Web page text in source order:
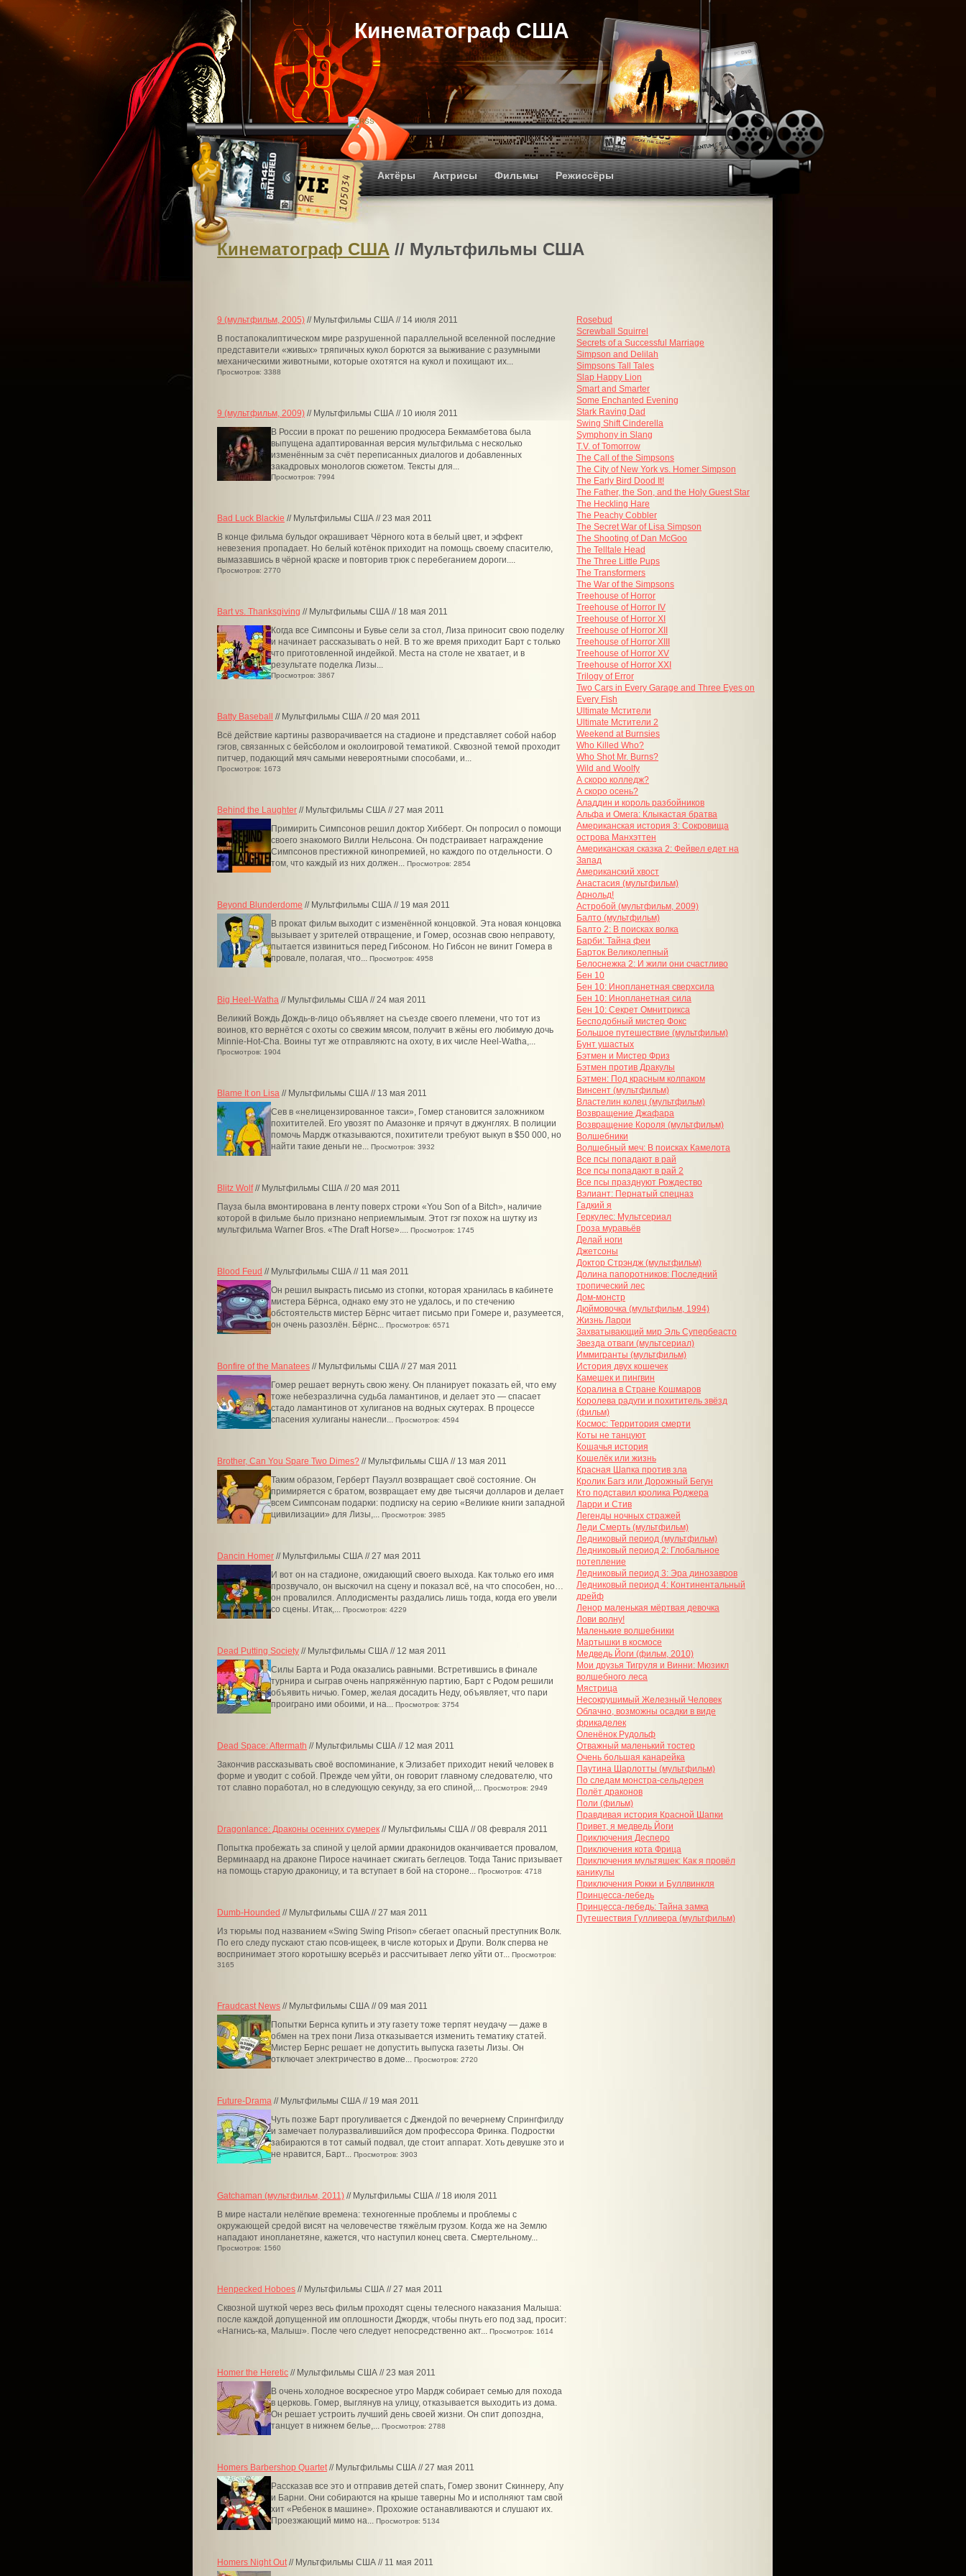
Кинематограф США
Актёры Актрисы Фильмы Режиссёры
Кинематограф США // Мультфильмы США
9 (мультфильм, 2005) // Мультфильмы США // 14 июля 2011
В постапокалиптическом мире разрушенной параллельной вселенной последние
представители «живых» тряпичных кукол борются за выживание с разумными
механическими животными, которые охотятся на кукол и похищают их...
Просмотров: 3388
9 (мультфильм, 2009) // Мультфильмы США // 10 июля 2011
В России в прокат по решению продюсера Бекмамбетова была
выпущена адаптированная версия мультфильма с несколько
изменённым за счёт переписанных диалогов и добавленных
закадровых монологов сюжетом. Тексты для...
Просмотров: 7994
Bad Luck Blackie // Мультфильмы США // 23 мая 2011
В конце фильма бульдог окрашивает Чёрного кота в белый цвет, и эффект
невезения пропадает. Но белый котёнок приходит на помощь своему спасителю,
вымазавшись в чёрной краске и повторив трюк с перебеганием дороги....
Просмотров: 2770
Bart vs. Thanksgiving // Мультфильмы США // 18 мая 2011
Когда все Симпсоны и Бувье сели за стол, Лиза приносит свою поделку
и начинает рассказывать о ней. В то же время приходит Барт с только
что приготовленной индейкой. Места на столе не хватает, и в
результате поделка Лизы...
Просмотров: 3867
Batty Baseball
// Мультфильмы США // 20 мая 2011
Всё действие картины разворачивается на стадионе и представляет собой набор
гэгов, связанных с бейсболом и околоигровой тематикой. Сквозной темой проходит
питчер, подающий мяч самыми невероятными способами, и...
Просмотров: 1673
Behind the Laughter // Мультфильмы США // 27 мая 2011
Примирить Симпсонов решил доктор Хибберт. Он попросил о помощи
своего знакомого Вилли Нельсона. Он подстраивает награждение
Симпсонов престижной кинопремией, но каждого по отдельности. О
том, что каждый из них должен... Просмотров: 2854
Beyond Blunderdome // Мультфильмы США // 19 мая 2011
В прокат фильм выходит с изменённой концовкой. Эта новая концовка
вызывает у зрителей отвращение, и Гомер, осознав свою неправоту,
пытается извиниться перед Гибсоном. Но Гибсон не винит Гомера в
провале, полагая, что... Просмотров: 4958
Big Heel-Watha // Мультфильмы США // 24 мая 2011
Великий Вождь Дождь-в-лицо объявляет на съезде своего племени, что тот из
воинов, кто вернётся с охоты со свежим мясом, получит в жёны его любимую дочь
Minnie-Hot-Cha. Воины тут же отправляютс на охоту, в их числе Heel-Watha,...
Просмотров: 1904
Blame It on Lisa // Мультфильмы США // 13 мая 2011
Сев в «нелицензированное такси», Гомер становится заложником
похитителей. Его увозят по Амазонке и прячут в джунглях. В полиции
помочь Мардж отказываются, похитители требуют выкуп в $50 000, но
найти такие деньги не... Просмотров: 3932
Blitz Wolf// Мультфильмы США // 20 мая 2011
Пауза была вмонтирована в ленту поверх строки «You Son of a Bitch», наличие
которой в фильме было признано неприемлымым. Этот гэг похож на шутку из
мультфильма Warner Bros. «The Draft Horse».... Просмотров: 1745
Blood Feud // Мультфильмы США // 11 мая 2011
Он решил выкрасть письмо из стопки, которая хранилась в кабинете
мистера Бёрнса, однако ему это не удалось, и по стечению
обстоятельств мистер Бёрнс читает письмо при Гомере и, разумеется,
он очень разозлён. Бёрнс... Просмотров: 6571
Bonfire of the Manatees // Мультфильмы США // 27 мая 2011
Гомер решает вернуть свою жену. Он планирует показать ей, что ему
тоже небезразлична судьба ламантинов, и делает это — спасает
стадо ламантинов от хулиганов на водных скутерах. В процессе
спасения хулиганы нанесли... Просмотров: 4594
Brother, Can You Spare Two Dimes? // Мультфильмы США // 13 мая 2011
Таким образом, Герберт Пауэлл возвращает своё состояние. Он
примиряется с братом, возвращает ему две тысячи долларов и делает
всем Симпсонам подарки: подписку на серию «Великие книги западной
цивилизации» для Лизы,... Просмотров: 3985
Dancin Homer // Мультфильмы США // 27 мая 2011
И вот он на стадионе, ожидающий своего выхода. Как только его имя
прозвучало, он выскочил на сцену и показал всё, на что способен, но…
он провалился. Аплодисменты раздались лишь тогда, когда его увели
со сцены. Итак,... Просмотров: 4229
Dead Putting Society // Мультфильмы США // 12 мая 2011
Силы Барта и Рода оказались равными. Встретившись в финале
турнира и сыграв очень напряжённую партию, Барт с Родом решили
объявить ничью. Гомер, желая досадить Неду, объявляет, что пари
проиграно ими обоими, и на... Просмотров: 3754
Dead Space: Aftermath // Мультфильмы США // 12 мая 2011
Закончив рассказывать своё воспоминание, к Элизабет приходит некий человек в
форме и уводит с собой. Прежде чем уйти, он говорит главному следователю, что
тот славно поработал, но в следующую секунду, за его спиной,... Просмотров: 2949
Dragonlance: Драконы осенних сумерек // Мультфильмы США // 08 февраля 2011
Попытка пробежать за спиной у целой армии драконидов оканчивается провалом,
Верминаард на драконе Пиросе начинает сжигать беглецов. Тогда Танис призывает
на помощь старую драконицу, и та вступает в бой на стороне... Просмотров: 4718
Dumb-Hounded // Мультфильмы США // 27 мая 2011
Из тюрьмы под названием «Swing Swing Prison» сбегает опасный преступник Волк.
По его следу пускают стаю псов-ищеек, в числе которых и Друпи. Волк сперва не
воспринимает этого коротышку всерьёз и рассчитывает легко уйти от... Просмотров:
3165
Fraudcast News // Мультфильмы США // 09 мая 2011
Попытки Бернса купить и эту газету тоже терпят неудачу — даже в
обмен на трех пони Лиза отказывается изменить тематику статей.
Мистер Бернс решает не допустить выпуска газеты Лизы. Он
отключает электричество в доме... Просмотров: 2720
Future-Drama // Мультфильмы США // 19 мая 2011
Чуть позже Барт прогуливается с Джендой по вечернему Спрингфилду
и замечает полуразвалившийся дом профессора Фринка. Подростки
забираются в тот самый подвал, где стоит аппарат. Хоть девушке это и
не нравится, Барт... Просмотров: 3903
Gatchaman (мультфильм, 2011) // Мультфильмы США // 18 июля 2011
В мире настали нелёгкие времена: техногенные проблемы и проблемы с
окружающей средой висят на человечестве тяжёлым грузом. Когда же на Землю
нападают инопланетяне, кажется, что наступил конец света. Смертельному...
Просмотров: 1560
Henpecked Hoboes // Мультфильмы США // 27 мая 2011
Сквозной шуткой через весь фильм проходят сцены телесного наказания Малыша:
после каждой допущенной им оплошности Джордж, чтобы пнуть его под зад, просит:
«Нагнись-ка, Малыш». После чего следует непосредственно акт... Просмотров: 1614
Homer the Heretic // Мультфильмы США // 23 мая 2011
В очень холодное воскресное утро Мардж собирает семью для похода
в церковь. Гомер, выглянув на улицу, отказывается выходить из дома.
Он решает устроить лучший день своей жизни. Он спит допоздна,
танцует в нижнем белье,... Просмотров: 2788
Homers Barbershop Quartet// Мультфильмы США // 27 мая 2011
Рассказав все это и отправив детей спать, Гомер звонит Скиннеру, Апу
и Барни. Они собираются на крыше таверны Мо и исполняют там свой
хит «Ребенок в машине». Прохожие останавливаются и слушают их.
Проезжающий мимо на... Просмотров: 5134
Homers Night Out// Мультфильмы США // 11 мая 2011
Rosebud
Screwball Squirrel
Secrets of a Successful Marriage
Simpson and Delilah
Simpsons Tall Tales
Slap Happy Lion
Smart and Smarter
Some Enchanted Evening
Stark Raving Dad
Swing Shift Cinderella
Symphony in Slang
T.V. of Tomorrow
The Call of the Simpsons
The City of New York vs. Homer Simpson
The Early Bird Dood It!
The Father, the Son, and the Holy Guest Star
The Heckling Hare
The Peachy Cobbler
The Secret War of Lisa Simpson
The Shooting of Dan McGoo
The Telltale Head
The Three Little Pups
The Transformers
The War of the Simpsons
Treehouse of Horror
Treehouse of Horror IV
Treehouse of Horror XI
Treehouse of Horror XII
Treehouse of Horror XIII
Treehouse of Horror XV
Treehouse of Horror XXI
Trilogy of Error
Two Cars in Every Garage and Three Eyes on
Every Fish
Ultimate Мстители
Ultimate Мстители 2
Weekend at Burnsies
Who Killed Who?
Who Shot Mr. Burns?
Wild and Woolfy
А скоро колледж?
А скоро осень?
Аладдин и король разбойников
Альфа и Омега: Клыкастая братва
Американская история 3: Сокровища
острова Манхэттен
Американская сказка 2: Фейвел едет на
Запад
Американский хвост
Анастасия (мультфильм)
Арнольд!
Астробой (мультфильм, 2009)
Балто (мультфильм)
Балто 2: В поисках волка
Барби: Тайна феи
Барток Великолепный
Белоснежка 2: И жили они счастливо
Бен 10
Бен 10: Инопланетная сверхсила
Бен 10: Инопланетная сила
Бен 10: Секрет Омнитрикса
Бесподобный мистер Фокс
Большое путешествие (мультфильм)
Бунт ушастых
Бэтмен и Мистер Фриз
Бэтмен против Дракулы
Бэтмен: Под красным колпаком
Винсент (мультфильм)
Властелин колец (мультфильм)
Возвращение Джафара
Возвращение Короля (мультфильм)
Волшебники
Волшебный меч: В поисках Камелота
Все псы попадают в рай
Все псы попадают в рай 2
Все псы празднуют Рождество
Вэлиант: Пернатый спецназ
Гадкий я
Геркулес: Мультсериал
Гроза муравьёв
Делай ноги
Джетсоны
Доктор Стрэндж (мультфильм)
Долина папоротников: Последний
тропический лес
Дом-монстр
Дюймовочка (мультфильм, 1994)
Жизнь Ларри
Захватывающий мир Эль Супербеасто
Звезда отваги (мультсериал)
Иммигранты (мультфильм)
История двух кошечек
Камешек и пингвин
Коралина в Стране Кошмаров
Королева радуги и похититель звёзд
(фильм)
Космос: Территория смерти
Коты не танцуют
Кошачья история
Кошелёк или жизнь
Красная Шапка против зла
Кролик Багз или Дорожный Бегун
Кто подставил кролика Роджера
Ларри и Стив
Легенды ночных стражей
Леди Смерть (мультфильм)
Ледниковый период (мультфильм)
Ледниковый период 2: Глобальное
потепление
Ледниковый период 3: Эра динозавров
Ледниковый период 4: Континентальный
дрейф
Ленор маленькая мёртвая девочка
Лови волну!
Маленькие волшебники
Мартышки в космосе
Медведь Йоги (фильм, 2010)
Мои друзья Тигруля и Винни: Мюзикл
волшебного леса
Мястрица
Несокрушимый Железный Человек
Облачно, возможны осадки в виде
фрикаделек
Оленёнок Рудольф
Отважный маленький тостер
Очень большая канарейка
Паутина Шарлотты (мультфильм)
По следам монстра-сельдерея
Полёт драконов
Поли (фильм)
Правдивая история Красной Шапки
Привет, я медведь Йоги
Приключения Десперо
Приключения кота Фрица
Приключения мультяшек: Как я провёл
каникулы
Приключения Рокки и Буллвинкля
Принцесса-лебедь
Принцесса-лебедь: Тайна замка
Путешествия Гулливера (мультфильм)